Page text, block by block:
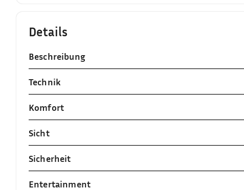
Details
Beschreibung
Technik
Komfort
Sicht
Sicherheit
Entertainment